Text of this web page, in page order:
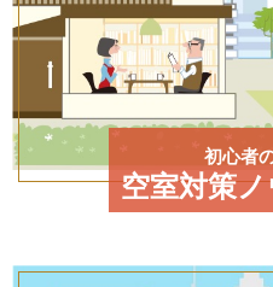
初心者
空室対策